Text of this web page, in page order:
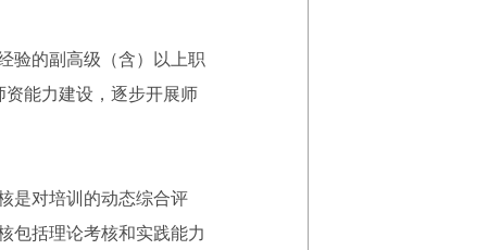
的副高级（含）以上职
能力建设，逐步开展师
是对培训的动态综合评
包括理论考核和实践能力